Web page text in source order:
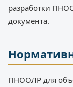
разработки
документа.
ПНООЛР для